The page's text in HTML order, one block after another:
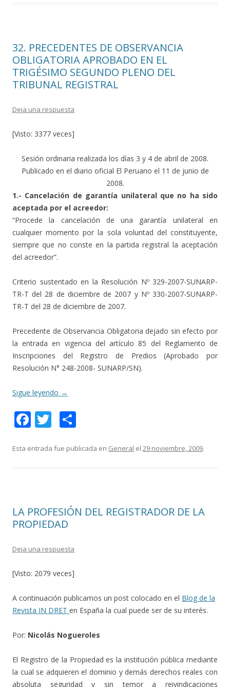
k r
32. PRECEDENTES DE OBSERVANCIA
OBLIGATORIA APROBADO EN EL
TRIGÉSIMO SEGUNDO PLENO DEL
TRIBUNAL REGISTRAL
Deja una respuesta
[Visto: 3377 veces]
Sesión ordinaria realizada los días 3 y 4 de abril de 2008.
Publicado en el diario oficial El Peruano el 11 de junio de
2008.
1.- Cancelación de garantía unilateral que no ha sido
aceptada por el acreedor:
“Procede la cancelación de una garantía unilateral en
cualquier momento por la sola voluntad del constituyente,
siempre que no conste en la partida registral la aceptación
del acreedor”.
Criterio sustentado en la Resolución Nº 329-2007-SUNARP-
TR-T del 28 de diciembre de 2007 y Nº 330-2007-SUNARP-
TR-T del 28 de diciembre de 2007.
Precedente de Observancia Obligatoria dejado sin efecto por
la entrada en vigencia del artículo 85 del Reglamento de
Inscripciones del Registro de Predios (Aprobado por
Resolución N° 248-2008- SUNARP/SN).
Sigue leyendo →
F
e
k
T
itt m
r
Esta entrada fue publicada en General el 29 noviembre, 2009.
LA PROFESIÓN DEL REGISTRADOR DE LA
PROPIEDAD
Deja una respuesta
[Visto: 2079 veces]
A continuación publicamos un post colocado en el Blog de la
Revista IN DRET en España la cual puede ser de su interés.
Por: Nicolás Nogueroles
El Registro de la Propiedad es la institución pública mediante
la cual se adquieren el dominio y demás derechos reales con
absoluta seguridad y sin temor a reivindicaciones